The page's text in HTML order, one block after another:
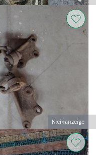
Kleinanzeige